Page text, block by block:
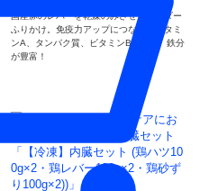
国産豚のレバーを乾燥のみさせたパウダー
ふりかけ。免疫力アップにつながるビタミ
ンA、タンパク質、ビタミンB1・B2、鉄分
が豊富！